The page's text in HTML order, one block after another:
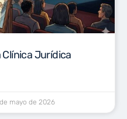
Clínica Jurídica
mayo de 2026